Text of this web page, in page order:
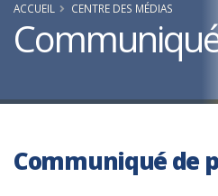
ACCUEIL CENTRE DES MÉDIAS
Communiqué
Communiqué de